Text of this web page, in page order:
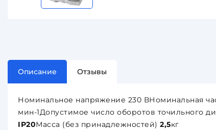
Описание Отзывы
Номинальное напряжение 230 ВНоминальная
мин-1Допустимое число оборотов точильного
IP20Масса (без принадлежностей) 2,5кг